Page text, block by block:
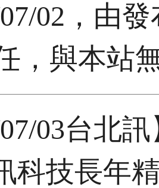
02，由
，與本站
07/03台北
科技長年